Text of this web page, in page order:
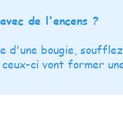
de l'encens ?
d'une bougie,
ci vont former